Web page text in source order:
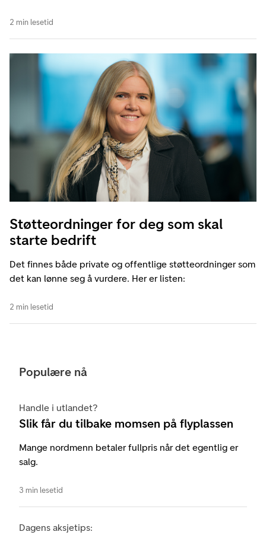
2 min lesetid
Støtteordninger for deg som skal
starte bedrift
Det finnes både private og offentlige støtteordninger som
det kan lønne seg å vurdere. Her er listen:
2 min lesetid
Populære nå
Handle i utlandet?
Slik får du tilbake momsen på flyplassen
Mange nordmenn betaler fullpris når det egentlig er
salg.
3 min lesetid
Dagens aksjetips: